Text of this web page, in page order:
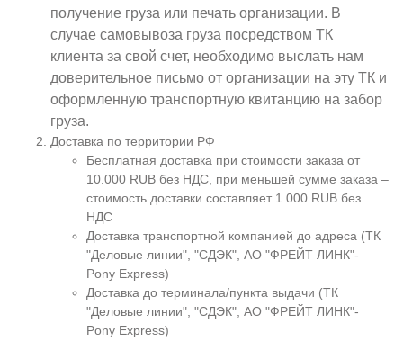
получение груза или печать организации. В
случае самовывоза груза посредством ТК
клиента за свой счет, необходимо выслать нам
доверительное письмо от организации на эту ТК и
оформленную транспортную квитанцию на забор
груза.
Доставка по территории РФ
Бесплатная доставка при стоимости заказа от
10.000 RUB без НДС, при меньшей сумме заказа –
стоимость доставки составляет 1.000 RUB без
НДС
Доставка транспортной компанией до адреса (ТК
"Деловые линии", "СДЭК", АО "ФРЕЙТ ЛИНК"-
Pony Express)
Доставка до терминала/пункта выдачи (ТК
"Деловые линии", "СДЭК", АО "ФРЕЙТ ЛИНК"-
Pony Express)